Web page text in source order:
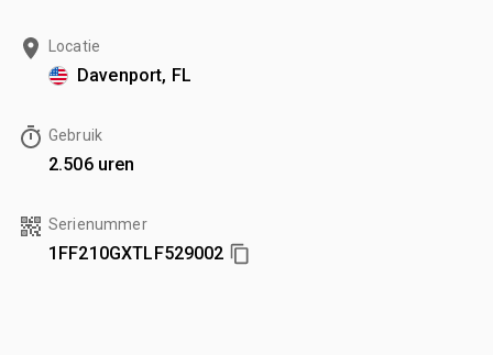
Locatie
Davenport, FL
Gebruik
2.506 uren
Serienummer
1FF210GXTLF529002